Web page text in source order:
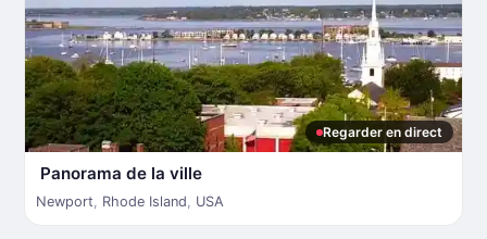
Regarder en direct
Panorama de la ville
Newport, Rhode Island, USA